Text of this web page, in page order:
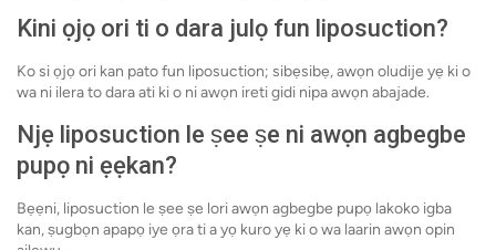
Kini ọjọ ori ti o dara julọ fun liposuction?
Ko si ọjọ ori kan pato fun liposuction; sibẹsibẹ, awọn oludije yẹ ki o
wa ni ilera to dara ati ki o ni awọn ireti gidi nipa awọn abajade.
Njẹ liposuction le ṣee ṣe ni awọn agbegbe
pupọ ni ẹẹkan?
Bẹẹni, liposuction le ṣee ṣe lori awọn agbegbe pupọ lakoko igba
kan, ṣugbọn apapọ iye ọra ti a yọ kuro yẹ ki o wa laarin awọn opin